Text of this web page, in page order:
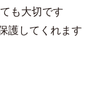
も大切です
護してくれます